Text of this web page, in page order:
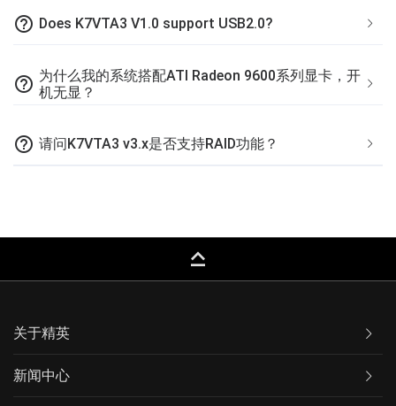
help_outline Does K7VTA3 V1.0 support USB2.0?
help_outline 为什么我的系统搭配ATI Radeon 9600系列显卡，开
机无显？
help_outline 请问K7VTA3 v3.x是否支持RAID功能？
keyboard_capslock
关于精英
新闻中心